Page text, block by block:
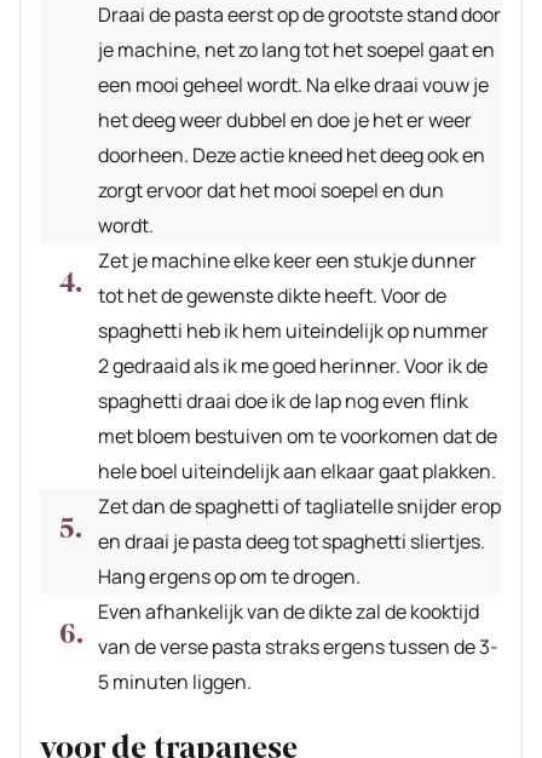
Draai de pasta eerst op de grootste stand door
je machine, net zo lang tot het soepel gaat en
een mooi geheel wordt. Na elke draai vouw je
het deeg weer dubbel en doe je het er weer
doorheen. Deze actie kneed het deeg ook en
zorgt ervoor dat het mooi soepel en dun
wordt.
Zet je machine elke keer een stukje dunner
tot het de gewenste dikte heeft. Voor de
spaghetti heb ik hem uiteindelijk op nummer
2 gedraaid als ik me goed herinner. Voor ik de
spaghetti draai doe ik de lap nog even flink
met bloem bestuiven om te voorkomen dat de
hele boel uiteindelijk aan elkaar gaat plakken.
Zet dan de spaghetti of tagliatelle snijder erop
en draai je pasta deeg tot spaghetti sliertjes.
Hang ergens op om te drogen.
Even afhankelijk van de dikte zal de kooktijd
van de verse pasta straks ergens tussen de 3-
5 minuten liggen.
voor de trapanese